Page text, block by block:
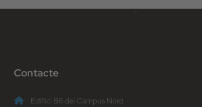
Contacte
Edifici B6 del Campus Nord